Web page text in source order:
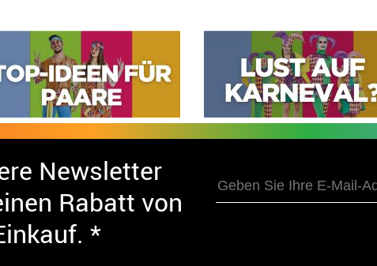
Newsletter
Rabatt von
*